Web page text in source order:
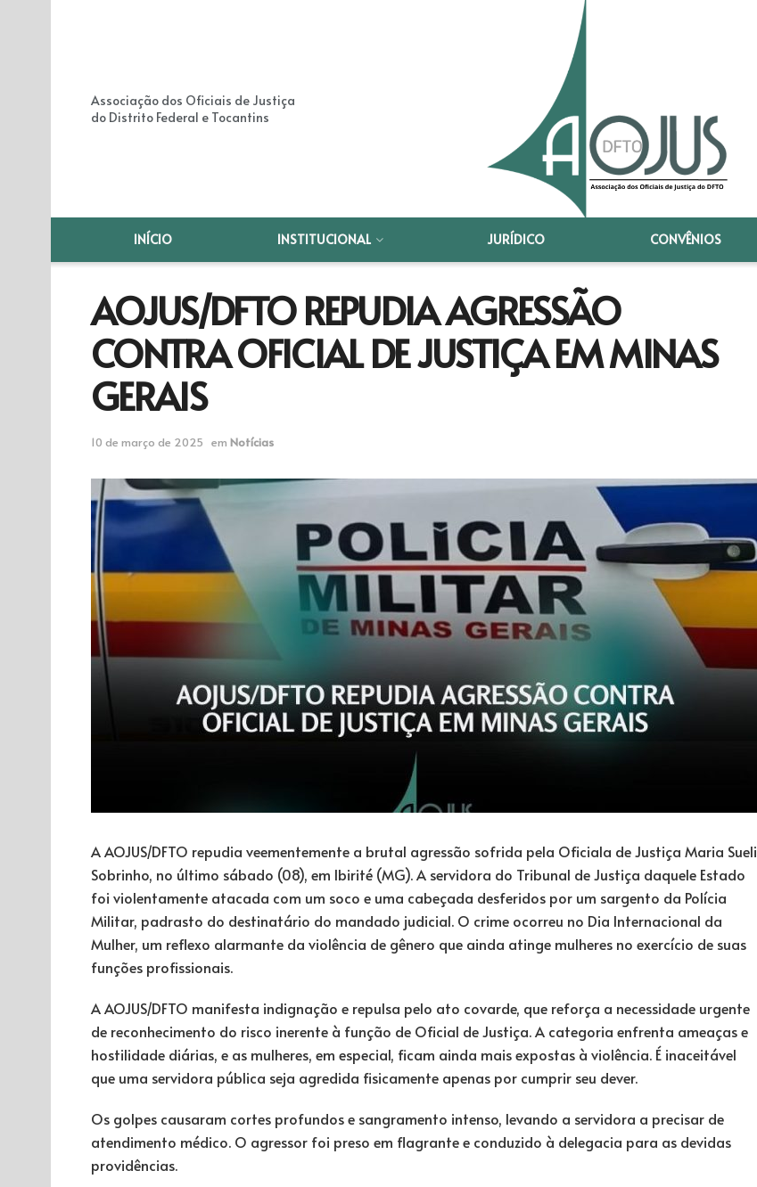
Associação dos Oficiais de Justiça
do Distrito Federal e Tocantins
INÍCIO INSTITUCIONAL JURÍDICO CONVÊNIOS
AOJUS/DFTO REPUDIA AGRESSÃO
CONTRA OFICIAL DE JUSTIÇA EM MINAS
GERAIS
10 de março de 2025 em Notícias
A AOJUS/DFTO repudia veementemente a brutal agressão sofrida pela Oficiala de Justiça Maria Sueli
Sobrinho, no último sábado (08), em Ibirité (MG). A servidora do Tribunal de Justiça daquele Estado
foi violentamente atacada com um soco e uma cabeçada desferidos por um sargento da Polícia
Militar, padrasto do destinatário do mandado judicial. O crime ocorreu no Dia Internacional da
Mulher, um reflexo alarmante da violência de gênero que ainda atinge mulheres no exercício de suas
funções profissionais.
A AOJUS/DFTO manifesta indignação e repulsa pelo ato covarde, que reforça a necessidade urgente
de reconhecimento do risco inerente à função de Oficial de Justiça. A categoria enfrenta ameaças e
hostilidade diárias, e as mulheres, em especial, ficam ainda mais expostas à violência. É inaceitável
que uma servidora pública seja agredida fisicamente apenas por cumprir seu dever.
Os golpes causaram cortes profundos e sangramento intenso, levando a servidora a precisar de
atendimento médico. O agressor foi preso em flagrante e conduzido à delegacia para as devidas
providências.